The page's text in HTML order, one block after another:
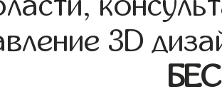
3D